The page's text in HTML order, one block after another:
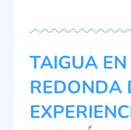
TAIGUA
REDONDA